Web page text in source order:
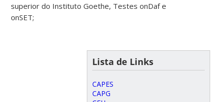
superior do Instituto Goethe, Testes onDaf e
onSET;
Lista de Links
CAPES
CAPG